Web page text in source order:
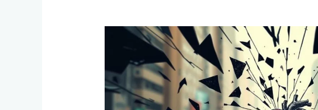
Estrés
Corazón:
Impacto